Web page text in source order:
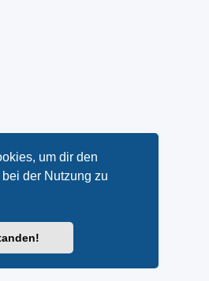
um dir den
der Nutzung zu